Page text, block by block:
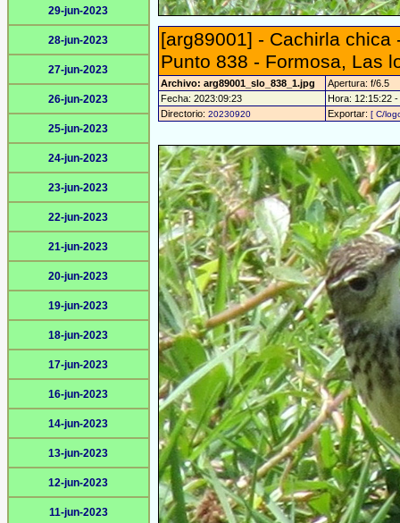
29-jun-2023
28-jun-2023
27-jun-2023
26-jun-2023
25-jun-2023
24-jun-2023
23-jun-2023
22-jun-2023
21-jun-2023
20-jun-2023
19-jun-2023
18-jun-2023
17-jun-2023
16-jun-2023
14-jun-2023
13-jun-2023
12-jun-2023
11-jun-2023
[arg89001] - Cachirla
Punto 838 - Formosa, Las
Archivo: arg89001_slo_838_1.jpg
Apertura: f/6.5
Fecha: 2023:09:23
Hora: 12:15:22
Directorio: 20230920 Exportar: [ C/